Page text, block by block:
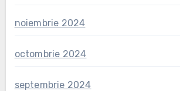
noiembrie 2024
octombrie 2024
septembrie 2024